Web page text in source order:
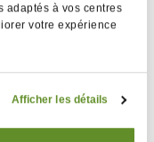
adaptés à vos centres
votre expérience
Afficher les détails
vigne, fraise des